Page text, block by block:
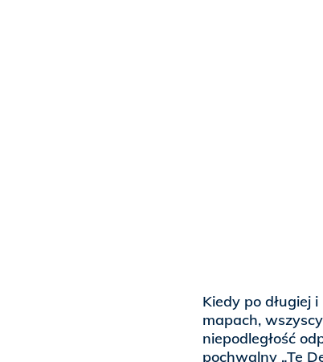
Kiedy po długiej
mapach,
niepodległość
pochwalny „Te